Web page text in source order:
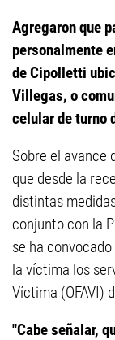
Agregaron que
personalmente
de Cipolletti
Villegas, o
celular de turno
Sobre el avance
que desde la
distintas
conjunto con la
se ha
la víctima los
Víctima (OFAVI)
"Cabe señalar,